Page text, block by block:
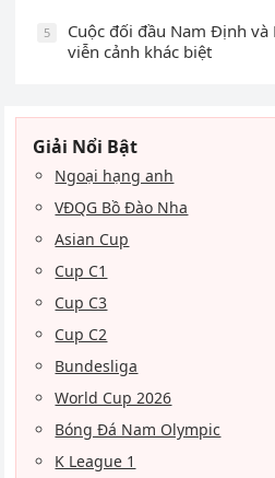
5
Cuộc đối đầu Nam Định
viễn cảnh khác biệt
Giải Nổi Bật
Ngoại hạng anh
VĐQG Bồ Đào Nha
Asian Cup
Cup C1
Cup C3
Cup C2
Bundesliga
World Cup 2026
Bóng Đá Nam Olympic
K League 1